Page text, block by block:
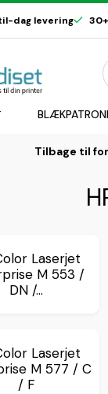
dag levering
Tilbage til
Laserjet
M 553 /
DN /...
Laserjet
M 577 / C
/ F